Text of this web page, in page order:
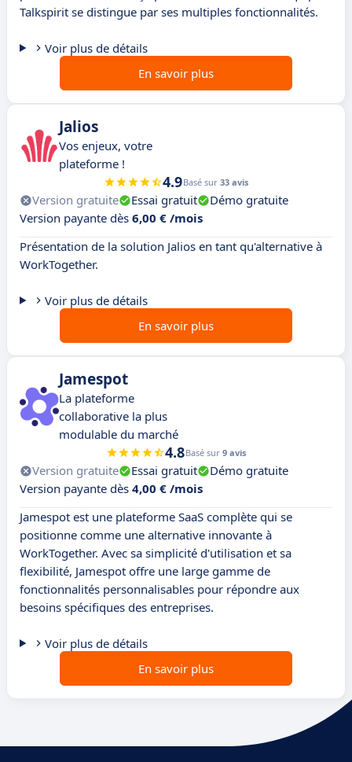
Talkspirit se distingue par ses multiples fonctionnalités.
Voir plus de détails
En savoir plus
Jalios
Vos enjeux, votre
plateforme !
4.9Basé sur 33 avis
Version gratuite Essai gratuit
Démo gratuite
Version payante dès 6,00 € /mois
Présentation de la solution Jalios en tant qu'alternative à
WorkTogether.
Voir plus de détails
En savoir plus
Jamespot
La plateforme
collaborative la plus
modulable du marché
4.8Basé sur 9 avis
Version gratuite Essai gratuit
Démo gratuite
Version payante dès 4,00 € /mois
Jamespot est une plateforme SaaS complète qui se
positionne comme une alternative innovante à
WorkTogether. Avec sa simplicité d'utilisation et sa
flexibilité, Jamespot offre une large gamme de
fonctionnalités personnalisables pour répondre aux
besoins spécifiques des entreprises.
Voir plus de détails
En savoir plus